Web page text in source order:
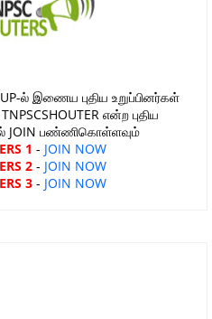
ல் இணைய புதிய உறுப்பினர்கள்
என்ற புதிய
ல் JOIN பண்ணிகொள்ளவும்
1 - JOIN NOW
2- JOIN NOW
3- JOIN NOW